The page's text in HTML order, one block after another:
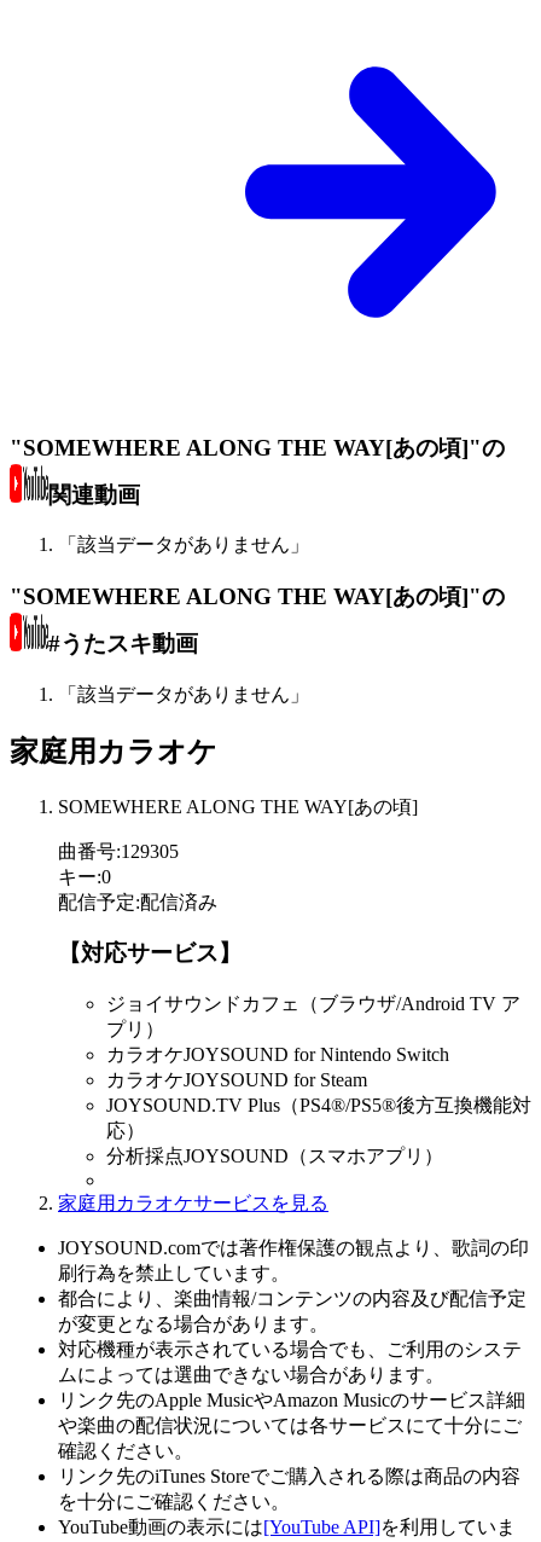
"SOMEWHERE ALONG THE WAY[あの頃]"の
関連動画
「該当データがありません」
"SOMEWHERE ALONG THE WAY[あの頃]"の
#うたスキ動画
「該当データがありません」
家庭用カラオケ
SOMEWHERE ALONG THE WAY[あの頃]
曲番号:129305
キー:0
配信予定:配信済み
【対応サービス】
ジョイサウンドカフェ（ブラウザ/Android TV ア
プリ）
カラオケJOYSOUND for Nintendo Switch
カラオケJOYSOUND for Steam
JOYSOUND.TV Plus（PS4®/PS5®後方互換機能対
応）
分析採点JOYSOUND（スマホアプリ）
家庭用カラオケサービスを見る
JOYSOUND.comでは著作権保護の観点より、歌詞の印
刷行為を禁止しています。
都合により、楽曲情報/コンテンツの内容及び配信予定
が変更となる場合があります。
対応機種が表示されている場合でも、ご利用のシステ
ムによっては選曲できない場合があります。
リンク先のApple MusicやAmazon Musicのサービス詳細
や楽曲の配信状況については各サービスにて十分にご
確認ください。
リンク先のiTunes Storeでご購入される際は商品の内容
を十分にご確認ください。
YouTube動画の表示には[YouTube API]を利用していま